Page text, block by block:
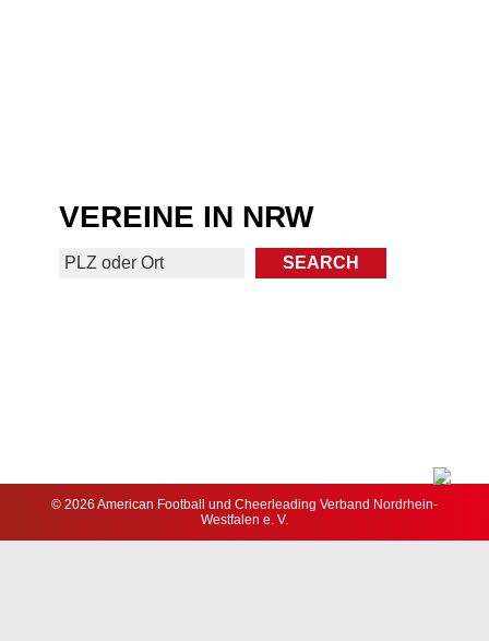
VEREINE IN NRW
© 2026 American Football und Cheerleading Verband Nordrhein-
Westfalen e. V.